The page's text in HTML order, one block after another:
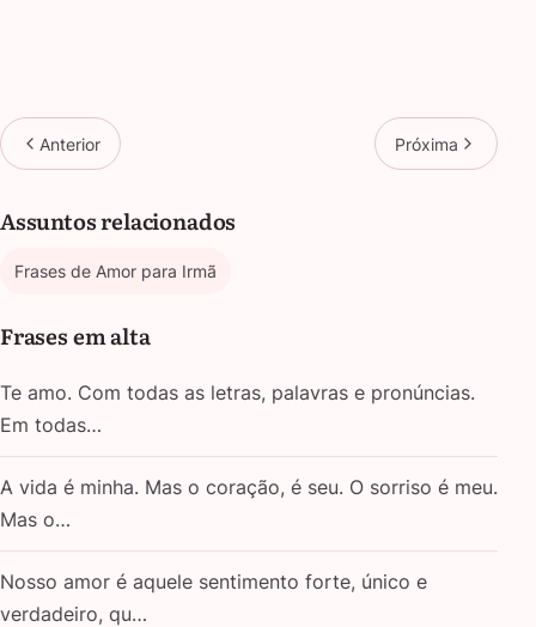
Anterior Próxima
Assuntos relacionados
Frases de Amor para Irmã
Frases em alta
Te amo. Com todas as letras, palavras e pronúncias.
Em todas…
A vida é minha. Mas o coração, é seu. O sorriso é meu.
Mas o…
Nosso amor é aquele sentimento forte, único e
verdadeiro, qu…